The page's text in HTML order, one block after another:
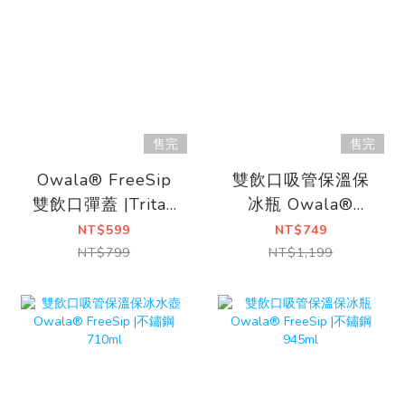
售完
Owala® FreeSip
雙飲口彈蓋 |Tritan
740ml |環保吸管水
壺
NT$599
NT$799
售完
雙飲口吸管保溫保
冰瓶 Owala®
FreeSip |不鏽鋼
480ml
NT$749
NT$1,199